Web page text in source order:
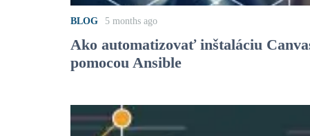
BLOG 5 months ago
Ako automatizovať inštaláciu
pomocou Ansible